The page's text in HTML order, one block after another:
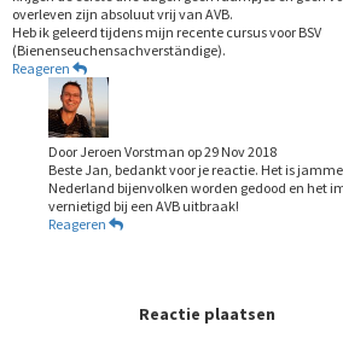
overleven zijn absoluut vrij van AVB.
Heb ik geleerd tijdens mijn recente cursus voor BSV
(Bienenseuchensachverständige).
Reageren
DoorJeroen Vorstman op29 Nov 2018
Beste Jan, bedankt voor je reactie. Het is
Nederland bijenvolken worden gedood en het
vernietigd bij een AVB uitbraak!
Reageren
Reactie plaatsen